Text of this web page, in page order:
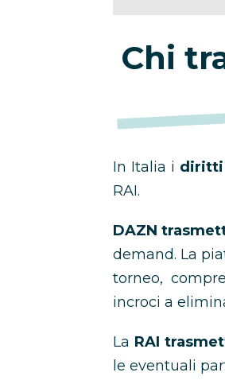
Chi
In Italia i diritti
RAI.
DAZN
demand. La
torneo,
incroci a
La RAI
le eventuali